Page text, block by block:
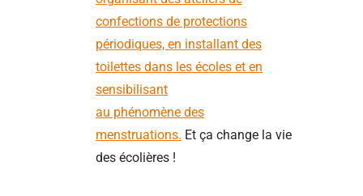
confections de protections
périodiques, en installant des
toilettes dans les écoles et en
sensibilisant
au phénomène des
menstruations. Et ça change la vie
des écolières !